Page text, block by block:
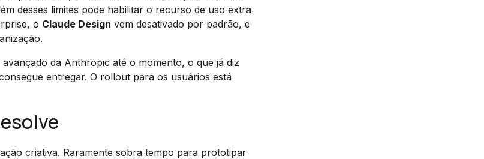
desses limites pode habilitar o recurso de uso extra
o Claude Design vem desativado por padrão, e
da Anthropic até o momento, o que já diz
entregar. O rollout para os usuários está
criativa. Raramente sobra tempo para prototipar